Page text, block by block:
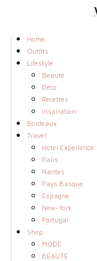
Home
Outfits
Lifestyle
Beauté
Déco
Recettes
Inspiration
Bordeaux
Travel
Hotel Experience
Paris
Nantes
Pays Basque
Espagne
New-York
Portugal
Shop
MODE
BEAUTÉ